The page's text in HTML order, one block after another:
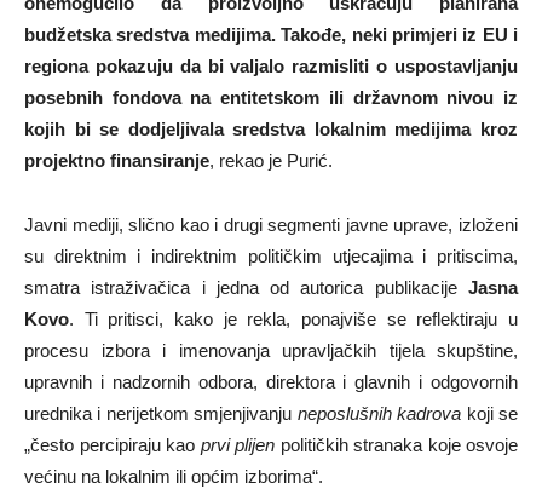
budžetska sredstva medijima. Takođe, neki primjeri iz EU i
regiona pokazuju da bi valjalo razmisliti o uspostavljanju
posebnih fondova na entitetskom ili državnom nivou iz
kojih bi se dodjeljivala sredstva lokalnim medijima kroz
projektno finansiranje, rekao je Purić.
Javni mediji, slično kao i drugi segmenti javne uprave, izloženi
su direktnim i indirektnim političkim utjecajima i pritiscima,
smatra istraživačica i jedna od autorica publikacije Jasna
Kovo. Ti pritisci, kako je rekla, ponajviše se reflektiraju u
procesu izbora i imenovanja upravljačkih tijela skupštine,
upravnih i nadzornih odbora, direktora i glavnih i odgovornih
urednika i nerijetkom smjenjivanju neposlušnih kadrova koji se
„često percipiraju kao prvi plijen političkih stranaka koje osvoje
većinu na lokalnim ili općim izborima“.